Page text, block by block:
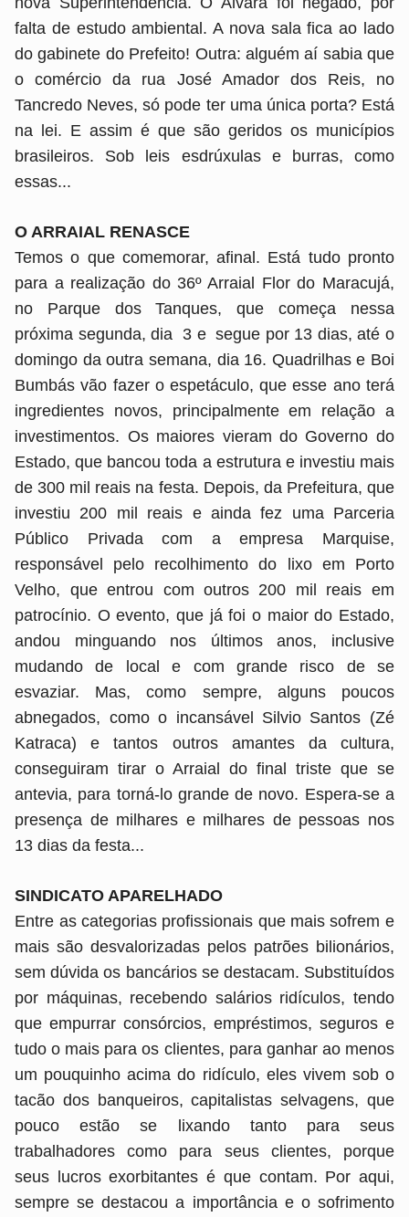
falta de estudo ambiental. A nova sala fica ao lado
do gabinete do Prefeito! Outra: alguém aí sabia que
o comércio da rua José Amador dos Reis, no
Tancredo Neves, só pode ter uma única porta? Está
na lei. E assim é que são geridos os municípios
brasileiros. Sob leis esdrúxulas e burras, como
essas...
O ARRAIAL RENASCE
Temos o que comemorar, afinal. Está tudo pronto
para a realização do 36º Arraial Flor do Maracujá,
no Parque dos Tanques, que começa nessa
próxima segunda, dia 3 e segue por 13 dias, até o
domingo da outra semana, dia 16. Quadrilhas e Boi
Bumbás vão fazer o espetáculo, que esse ano terá
ingredientes novos, principalmente em relação a
investimentos. Os maiores vieram do Governo do
Estado, que bancou toda a estrutura e investiu mais
de 300 mil reais na festa. Depois, da Prefeitura, que
investiu 200 mil reais e ainda fez uma Parceria
Público Privada com a empresa Marquise,
responsável pelo recolhimento do lixo em Porto
Velho, que entrou com outros 200 mil reais em
patrocínio. O evento, que já foi o maior do Estado,
andou minguando nos últimos anos, inclusive
mudando de local e com grande risco de se
esvaziar. Mas, como sempre, alguns poucos
abnegados, como o incansável Silvio Santos (Zé
Katraca) e tantos outros amantes da cultura,
conseguiram tirar o Arraial do final triste que se
antevia, para torná-lo grande de novo. Espera-se a
presença de milhares e milhares de pessoas nos
13 dias da festa...
SINDICATO APARELHADO
Entre as categorias profissionais que mais sofrem e
mais são desvalorizadas pelos patrões bilionários,
sem dúvida os bancários se destacam. Substituídos
por máquinas, recebendo salários ridículos, tendo
que empurrar consórcios, empréstimos, seguros e
tudo o mais para os clientes, para ganhar ao menos
um pouquinho acima do ridículo, eles vivem sob o
tacão dos banqueiros, capitalistas selvagens, que
pouco estão se lixando tanto para seus
trabalhadores como para seus clientes, porque
seus lucros exorbitantes é que contam. Por aqui,
sempre se destacou a importância e o sofrimento